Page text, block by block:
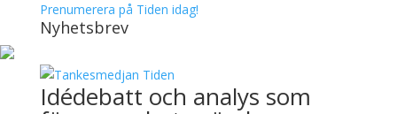
Prenumerera på Tiden idag!
Nyhetsbrev
Idédebatt och analys som